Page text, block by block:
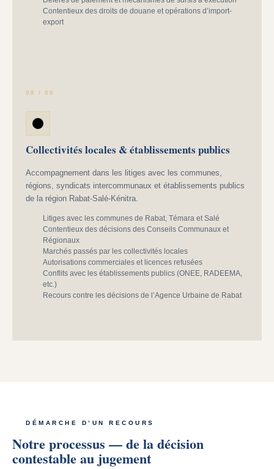
Contentieux des droits de douane et opérations d’import-
export
08 / 08
Collectivités locales & établissements publics
Accompagnement dans les litiges avec les communes,
régions, syndicats intercommunaux et établissements publics
de la région Rabat-Salé-Kénitra.
Litiges avec les communes de Rabat, Témara et Salé
Contentieux des décisions des Conseils Communaux et
Régionaux
Marchés passés par les collectivités locales
Autorisations commerciales et licences refusées
Conflits avec les établissements publics (ONEE, RADEEMA,
etc.)
Recours contre les décisions de l’Agence Urbaine de Rabat
DÉMARCHE D’UN RECOURS
Notre processus — de la décision
contestable au jugement